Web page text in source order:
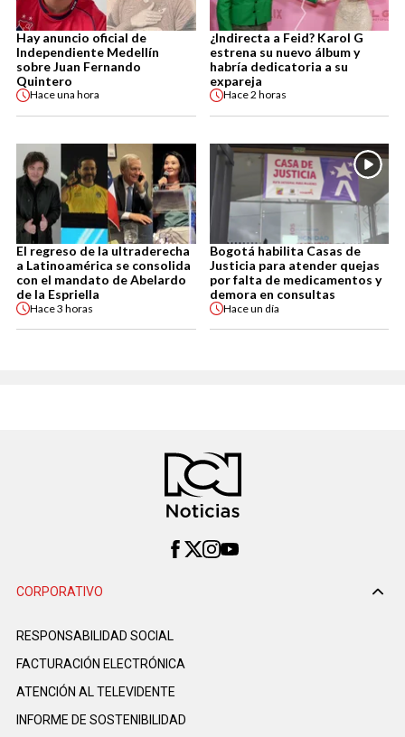
Hay anuncio oficial de
Independiente Medellín
sobre Juan Fernando
Quintero
Haceuna hora
¿Indirecta a Feid? Karol G
estrena su nuevo álbum y
habría dedicatoria a su
expareja
Hace2 horas
El regreso de la ultraderecha
a Latinoamérica se consolida
con el mandato de Abelardo
de la Espriella
Hace3 horas
Bogotá habilita Casas de
Justicia para atender quejas
por falta de medicamentos y
demora en consultas
Haceun día
CORPORATIVO
RESPONSABILIDAD SOCIAL
FACTURACIÓN ELECTRÓNICA
ATENCIÓN AL TELEVIDENTE
INFORME DE SOSTENIBILIDAD